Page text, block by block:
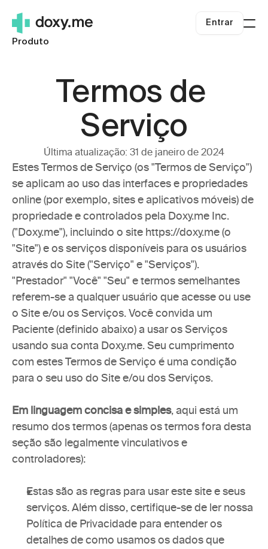
Entrar
Produto
Pequenas Clínicas
Sistemas de saúde
Telessaúde rural
Sobre nós
Central de Ajuda
Sucesso da Telemedicina
Segurança
Telemedicina.org
Começar
Termos de
Serviço
Última atualização: 31 de janeiro de 2024
Estes Termos de Serviço (os "Termos de Serviço")
se aplicam ao uso das interfaces e propriedades
online (por exemplo, sites e aplicativos móveis) de
propriedade e controlados pela Doxy.me Inc.
("Doxy.me"), incluindo o site https://doxy.me (o
"Site") e os serviços disponíveis para os usuários
através do Site ("Serviço" e "Serviços").
"Prestador" "Você" "Seu" e termos semelhantes
referem-se a qualquer usuário que acesse ou use
o Site e/ou os Serviços. Você convida um
Paciente (definido abaixo) a usar os Serviços
usando sua conta Doxy.me. Seu cumprimento
com estes Termos de Serviço é uma condição
para o seu uso do Site e/ou dos Serviços.
Em linguagem concisa e simples, aqui está um
resumo dos termos (apenas os termos fora desta
seção são legalmente vinculativos e
controladores):
Estas são as regras para usar este site e seus
serviços. Além disso, certifique-se de ler nossa
Política de Privacidade para entender os
detalhes de como usamos os dados que